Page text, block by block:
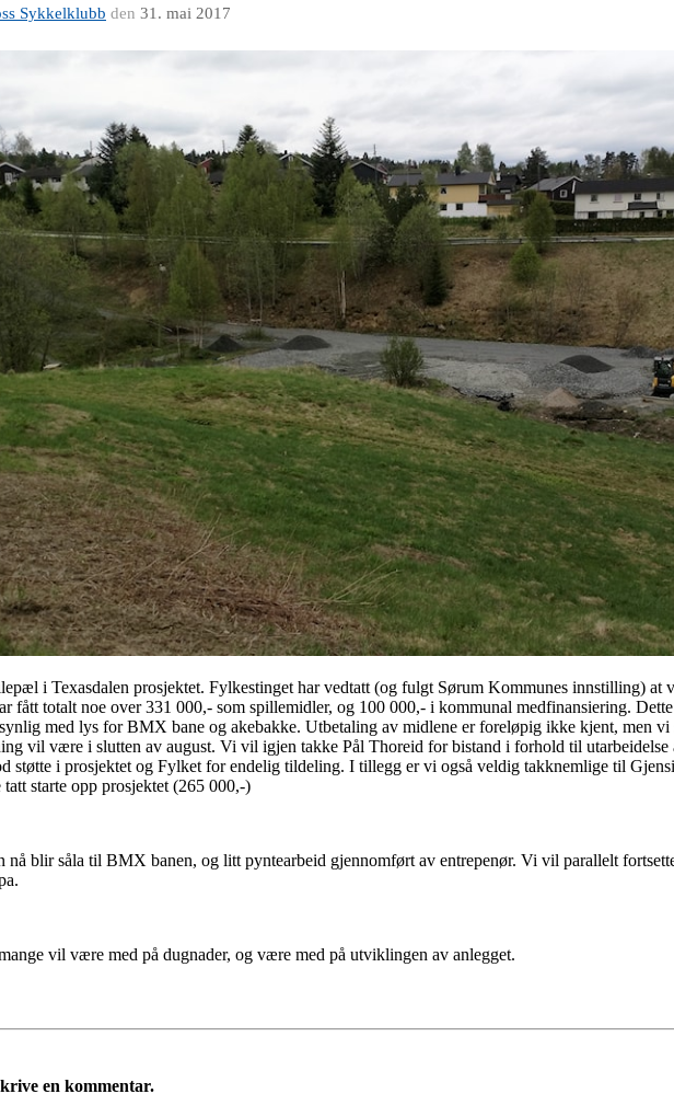
Sykkelklubb den 31. mai 2017
i Texasdalen prosjektet. Fylkestinget har vedtatt (og fulgt Sørum Kommunes innstilling) at
fått totalt noe over 331 000,- som spillemidler, og 100 000,- i kommunal medfinansiering.
med lys for BMX bane og akebakke. Utbetaling av midlene er foreløpig ikke kjent, men
vil være i slutten av august. Vi vil igjen takke Pål Thoreid for bistand i forhold til
støtte i prosjektet og Fylket for endelig tildeling. I tillegg er vi også veldig takknemlige til
starte opp prosjektet (265 000,-)
nå blir såla til BMX banen, og litt pyntearbeid gjennomført av entrepenør. Vi vil parallelt
vil være med på dugnader, og være med på utviklingen av anlegget.
en kommentar.